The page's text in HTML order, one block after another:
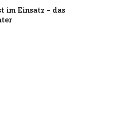
im Einsatz – das